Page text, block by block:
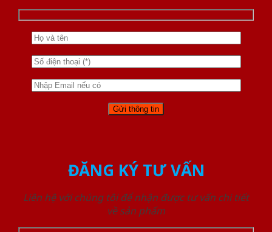
ĐĂNG KÝ TƯ VẤN
Liên hệ với chúng tôi để nhận được tư vấn chi tiết
về sản phẩm